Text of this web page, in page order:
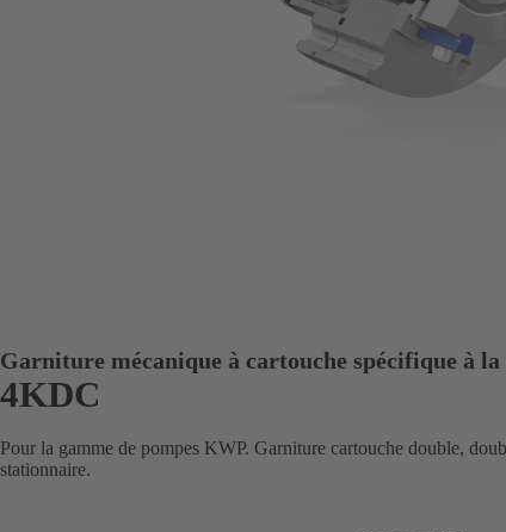
Garniture mécanique à cartouche spécifique à la
4KDC
Pour la gamme de pompes KWP. Garniture cartouche double,
stationnaire.